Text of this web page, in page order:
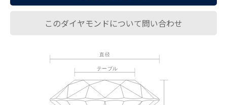
このダイヤモンドについて問い合わせ